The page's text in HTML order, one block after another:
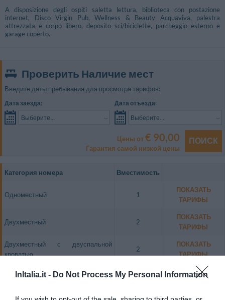
InItalia.it - Do Not Process My Personal Information
A disposizione degli ospiti saletta lettura, biblioteca con postazione
internet, Disco Virgin Pub, Wellness & Beauty Acquaviva, palestra
attrezzata e corpo libero, deposito sci/biciclette, parcheggio esterno e
garage coperto.
Проверить Наличие мест
Введите даты пребывания для просмотра тарифов:
Дата заезда:
Выберите...
Дата отъезда:
Выберите...
Цены от€ 90,00
Гарантия самой низкой цены
ПОИСК
Категория номера Вместимость
Одноместный 1
ПОКАЗАТЬ
ТАРИФЫ
Двухместный 2
ПОКАЗАТЬ
ТАРИФЫ
Двухместный с двуспальной
кроватью
2
ПОКАЗАТЬ
ТАРИФЫ
Двухместный Superior 2
ПОКАЗАТЬ